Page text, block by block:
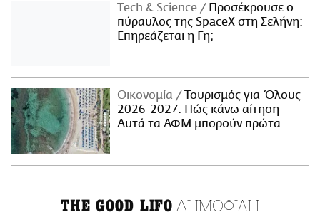
Τech & Science
Προσέκρουσε ο
πύραυλος της SpaceX στη Σελήνη:
Επηρεάζεται η Γη;
Οικονομία
Τουρισμός για Όλους
2026-2027: Πώς κάνω αίτηση -
Αυτά τα ΑΦΜ μπορούν πρώτα
THE GOOD LIFO ΔΗΜΟΦΙΛΗ